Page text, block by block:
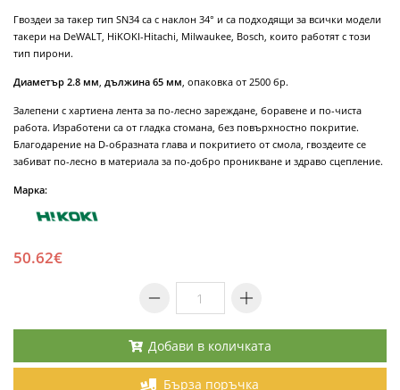
Гвоздеи за такер тип SN34 са с наклон 34° и са подходящи за всички модели
такери на DeWALT, HiKOKI-Hitachi, Milwaukee, Bosch, които работят с този
тип пирони.
Диаметър 2.8 мм дължина 65 мм , опаковка от 2500 бр.
Залепени с хартиена лента за по-лесно зареждане, боравене и по-чиста
работа. Изработени са от гладка стомана, без повърхностно покритие.
Благодарение на D-образната глава и покритието от смола, гвоздеите се
забиват по-лесно в материала за по-добро проникване и здраво сцепление.
Марка:
50.62€
Добави в количката
Бърза поръчка